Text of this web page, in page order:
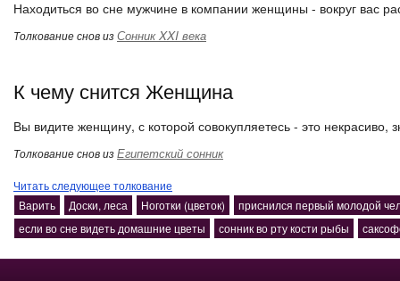
Находиться во сне мужчине в компании женщины - вокруг вас
Толкование снов изСонник XXI века
К чему снится Женщина
Вы видите женщину, с которой совокупляетесь - это некрасиво,
Толкование снов изЕгипетский сонник
Читать следующее толкование
Варить
Доски, леса Ноготки (цветок)
приснился первый молодой
если во сне видеть домашние цветы
сонник во рту кости рыбы